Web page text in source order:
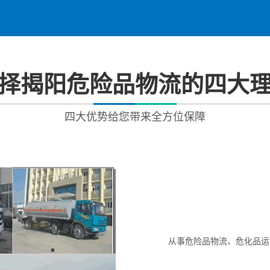
揭阳危险品物流的四大
四大优势给您带来全方位保障
从事危险品物流、危化品